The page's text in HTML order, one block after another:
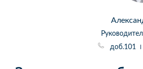
доб.101